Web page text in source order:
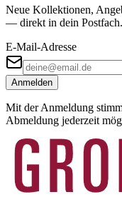
Neue Kollektionen,
— direkt in dein Postfach.
E-Mail-Adresse
Anmelden
Mit der Anmeldung
Abmeldung jederzeit